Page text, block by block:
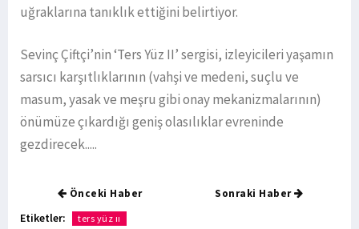
uğraklarına tanıklık ettiğini belirtiyor.
Sevinç Çiftçi’nin ‘Ters Yüz II’ sergisi, izleyicileri yaşamın
sarsıcı karşıtlıklarının (vahşi ve medeni, suçlu ve
masum, yasak ve meşru gibi onay mekanizmalarının)
önümüze çıkardığı geniş olasılıklar evreninde
gezdirecek.....
Önceki Haber Sonraki Haber
Etiketler: ters yüz ıı